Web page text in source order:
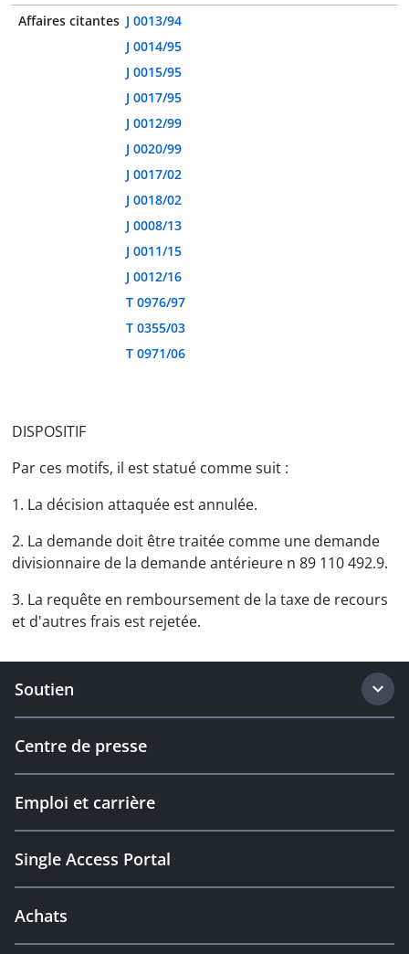
Affaires citantes J 0013/94
J 0014/95
J 0015/95
J 0017/95
J 0012/99
J 0020/99
J 0017/02
J 0018/02
J 0008/13
J 0011/15
J 0012/16
T 0976/97
T 0355/03
T 0971/06
DISPOSITIF
Par ces motifs, il est statué comme suit :
1. La décision attaquée est annulée.
2. La demande doit être traitée comme une demande
divisionnaire de la demande antérieure n 89 110 492.9.
3. La requête en remboursement de la taxe de recours
et d'autres frais est rejetée.
Soutien
Centre de presse
Emploi et carrière
Single Access Portal
Achats